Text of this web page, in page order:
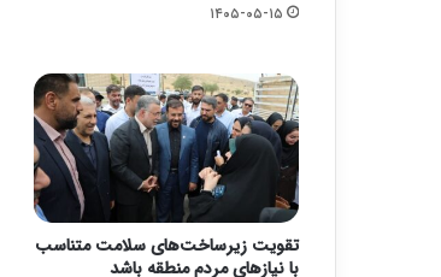
۱۴۰۵-۰۵-۱۵
تقویت زیرساخت‌های سلامت متناسب
با نیازهای مردم منطقه باشد